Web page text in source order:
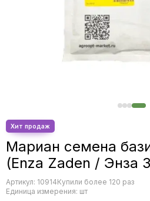
Эстрагон (тархун)
Земляника
Микрозелень - семена для
Фасоль
Фенхель
Мариан семена
(Enza Zaden / Энза
Артикул: 10914Купили более 120 раз
Единица измерения: шт